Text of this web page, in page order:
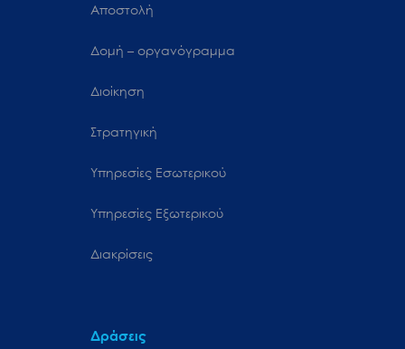
Αποστολή
Δομή – οργανόγραμμα
Διοίκηση
Στρατηγική
Υπηρεσίες Εσωτερικού
Υπηρεσίες Εξωτερικού
Διακρίσεις
Δράσεις